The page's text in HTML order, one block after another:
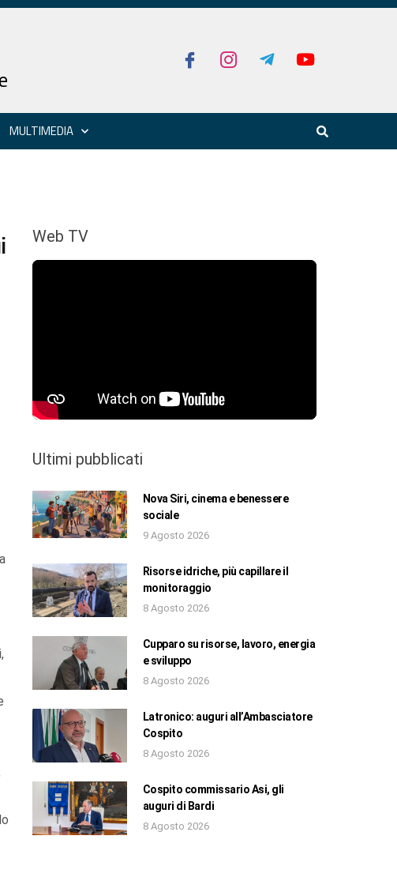
MULTIMEDIA
Web TV
Ultimi pubblicati
Nova Siri, cinema e benessere
sociale
9 Agosto 2026
Risorse idriche, più capillare il
monitoraggio
8 Agosto 2026
Cupparo su risorse, lavoro, energia
e sviluppo
8 Agosto 2026
Latronico: auguri all’Ambasciatore
Cospito
8 Agosto 2026
Cospito commissario Asi, gli
auguri di Bardi
8 Agosto 2026